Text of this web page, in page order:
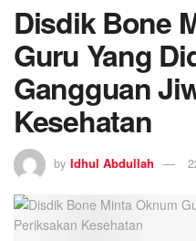
Disdik Bone
Guru Yang
Gangguan
Kesehatan
by Idhul Abdullah